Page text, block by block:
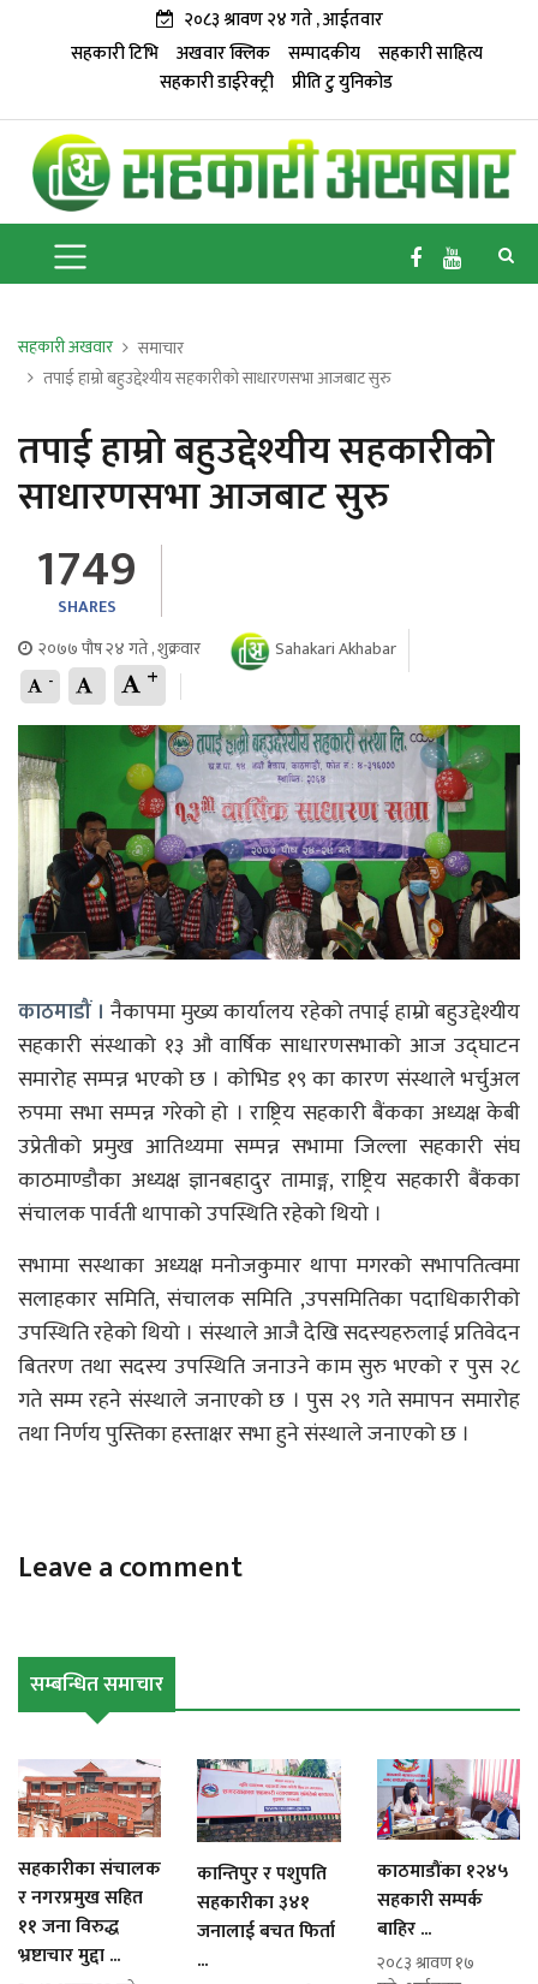
२०८३ श्रावण २४ गते , आईतवार
सहकारी टिभि
अखवार क्लिक सम्पादकीय
सहकारी साहित्य
सहकारी डाईरेक्ट्री प्रीति टु युनिकोड
सहकारी अखवार
समाचार
तपाई हाम्रो बहुउद्देश्यीय सहकारीको साधारणसभा आजबाट सुरु
तपाई हाम्रो बहुउद्देश्यीय सहकारीको
साधारणसभा आजबाट सुरु
1749
SHARES
२०७७ पौष २४ गते , शुक्रवार
Sahakari Akhabar
- +
काठमाडौं । नैकापमा मुख्य कार्यालय रहेको तपाई हाम्रो बहुउद्देश्यीय
सहकारी संस्थाको १३ औ वार्षिक साधारणसभाको आज उद्घाटन
समारोह सम्पन्न भएको छ । कोभिड १९ का कारण संस्थाले भर्चुअल
रुपमा सभा सम्पन्न गरेको हो । राष्ट्रिय सहकारी बैंकका अध्यक्ष केबी
उप्रेतीको प्रमुख आतिथ्यमा सम्पन्न सभामा जिल्ला सहकारी संंघ
काठमाण्डौका अध्यक्ष ज्ञानबहादुर तामाङ्ग, राष्ट्रिय सहकारी बैंकका
संचालक पार्वती थापाको उपस्थिति रहेको थियो ।
सभामा सस्थाका अध्यक्ष मनोजकुमार थापा मगरको सभापतित्वमा
सलाहकार समिति, संचालक समिति ,उपसमितिका पदाधिकारीको
उपस्थिति रहेको थियो । संस्थाले आजै देखि सदस्यहरुलाई प्रतिवेदन
बितरण तथा सदस्य उपस्थिति जनाउने काम सुरु भएको र पुस २८
गते सम्म रहने संस्थाले जनाएको छ । पुस २९ गते समापन समारोह
तथा निर्णय पुस्तिका हस्ताक्षर सभा हुने संस्थाले जनाएको छ ।
Leave a comment
सम्बन्धित समाचार
सहकारीका संचालक
र नगरप्रमुख सहित
११ जना विरुद्ध
भ्रष्टाचार मुद्दा ...
कान्तिपुर र पशुपति
सहकारीका ३४१
जनालाई बचत फिर्ता
...
काठमाडौंका १२४५
सहकारी सम्पर्क
बाहिर ...
२०८३ श्रावण १७